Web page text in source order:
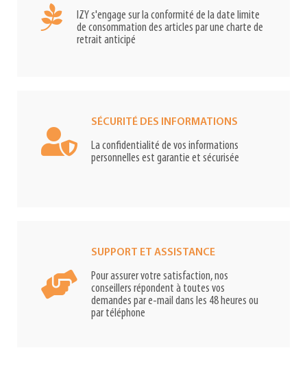
IZY s'engage sur la conformité de la date limite
de consommation des articles par une charte de
retrait anticipé
SÉCURITÉ DES INFORMATIONS
La confidentialité de vos informations
personnelles est garantie et sécurisée
SUPPORT ET ASSISTANCE
Pour assurer votre satisfaction, nos
conseillers répondent à toutes vos
demandes par e-mail dans les 48 heures ou
par téléphone